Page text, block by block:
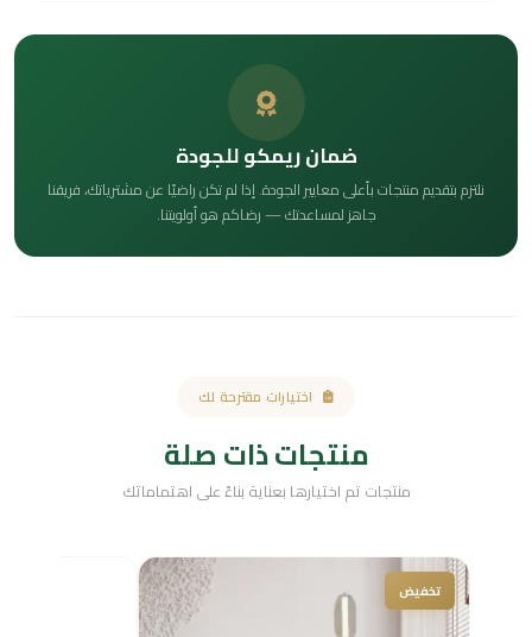
ضمان ريمكو للجودة
نلتزم بتقديم منتجات بأعلى معايير الجودة. إذا لم تكن راضيًا عن مشترياتك، فريقنا
جاهز لمساعدتك — رضاكم هو أولويتنا.
اختيارات مقترحة لك
منتجات ذات صلة
منتجات تم اختيارها بعناية بناءً على اهتماماتك
تخفيض
السعر
الأصلي
هو:
السعر
الحالي
هو: